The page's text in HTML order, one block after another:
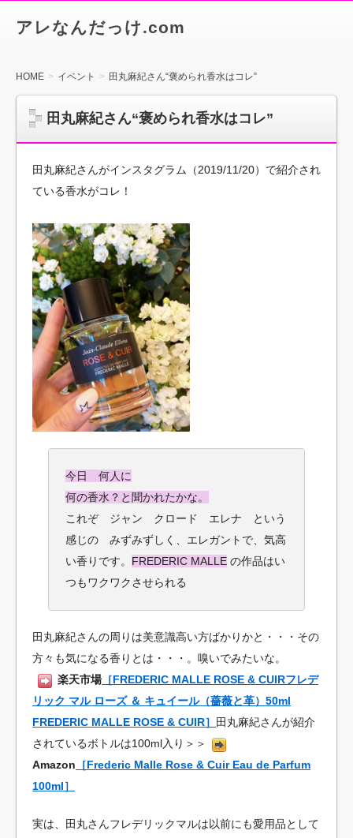
アレなんだっけ.com
HOME イベント 田丸麻紀さん“褒められ香水はコレ”
田丸麻紀さん“褒められ香水はコレ”
田丸麻紀さんがインスタグラム（2019/11/20）で紹介され
ている香水がコレ！
今日 何人に
何の香水？と聞かれたかな。
これぞ ジャン クロード エレナ という
感じの みずみずしく、エレガントで、気高
い香りです。 FREDERIC MALLE の作品はい
つもワクワクさせられる
田丸麻紀さんの周りは美意識高い方ばかりかと・・・その
方々も気になる香りとは・・・。嗅いでみたいな。
楽天市場［FREDERIC MALLE ROSE & CUIRフレデ
リック マル ローズ ＆ キュイール（薔薇と革）50ml
FREDERIC MALLE ROSE & CUIR］
田丸麻紀さんが紹介
されているボトルは100ml入り＞＞
Amazon ［Frederic Malle Rose & Cuir Eau de Parfum
100ml］
実は、田丸さんフレデリックマルは以前にも愛用品として